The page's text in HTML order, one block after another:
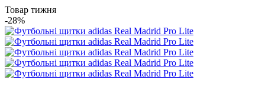
Товар тижня
-28%